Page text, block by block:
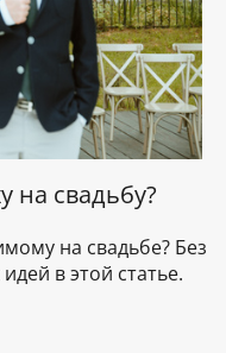
на свадьбу?
на свадьбе? Без
в этой статье.